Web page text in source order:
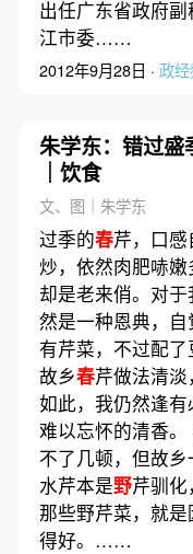
出任广东省政府
江市委……
2012年9月28日 · 政
朱学东：错过盛
｜饮食
文、图｜朱学东
过季的春芹，口
炒，依然肉肥哧嫩
却是老来俏。对
然是一种恩典，
有芹菜，不过配
故乡春芹做法清
如此，我仍然逢
难以忘怀的清香
不了几顿，但故乡
水芹本是野芹驯化，
那些野芹菜，就
得好。……